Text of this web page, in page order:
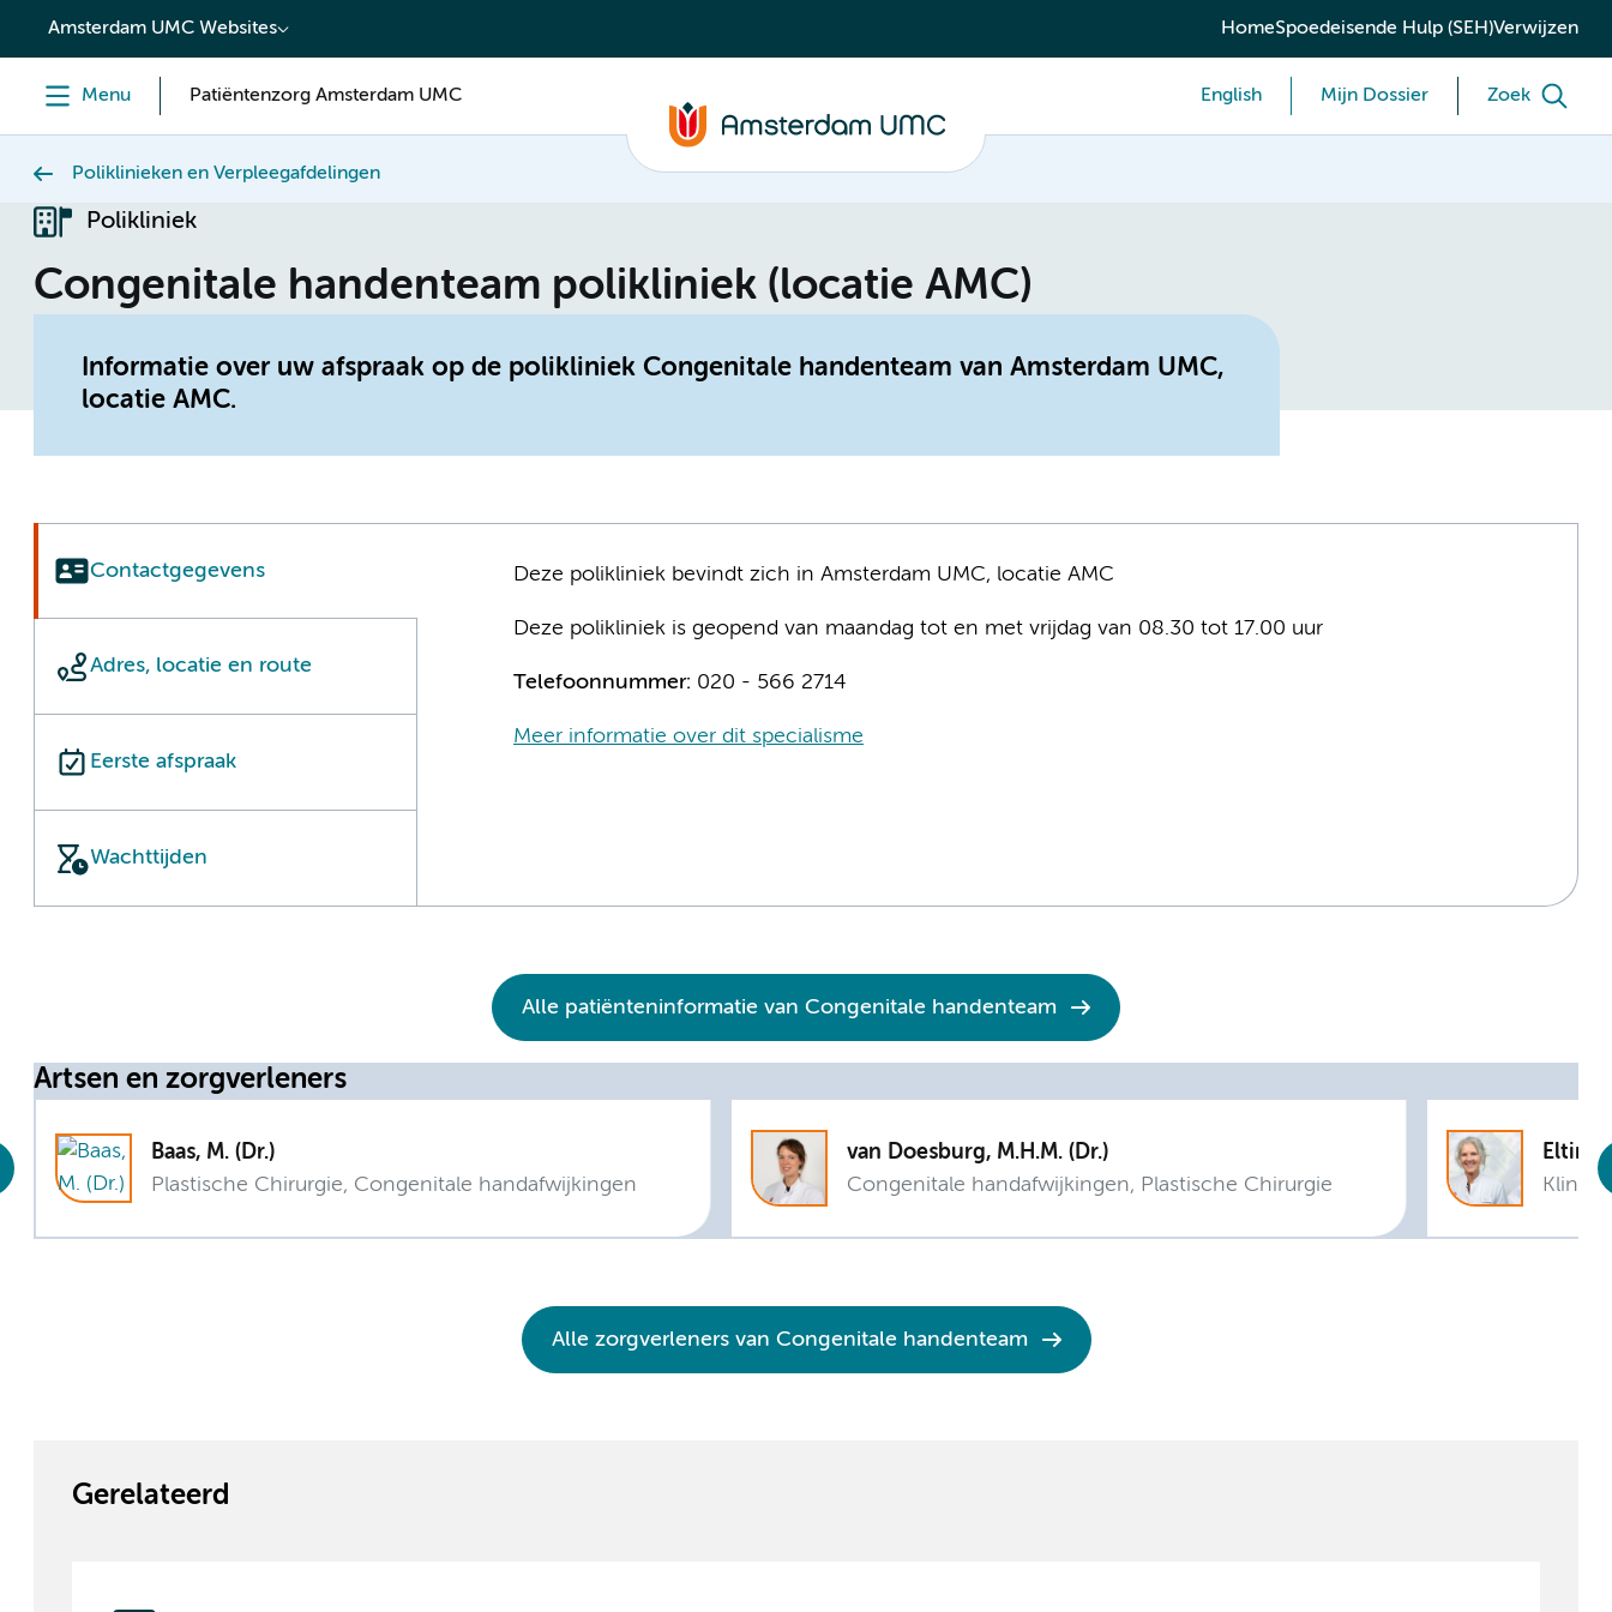
content
Amsterdam UMC Websites HomeSpoedeisende Hulp (SEH)Verwijzen
Menu Patiëntenzorg Amsterdam UMC English Mijn Dossier Zoek
Poliklinieken en Verpleegafdelingen
Polikliniek
Congenitale handenteam polikliniek (locatie AMC)
Informatie over uw afspraak op de polikliniek Congenitale handenteam van Amsterdam UMC,
locatie AMC.
Contactgegevens
Adres, locatie en route
Eerste afspraak
Wachttijden
Deze polikliniek bevindt zich in Amsterdam UMC, locatie AMC
Deze polikliniek is geopend van maandag tot en met vrijdag van 08.30 tot 17.00 uur
Telefoonnummer: 020 - 566 2714
Meer informatie over dit specialisme
Alle patiënteninformatie van Congenitale handenteam
Artsen en zorgverleners
Baas, M. (Dr.)
Plastische Chirurgie, Congenitale handafwijkingen
van Doesburg, M.H.M. (Dr.)
Congenitale handafwijkingen, Plastische Chirurgie
Alle zorgverleners van Congenitale handenteam
Gerelateerd